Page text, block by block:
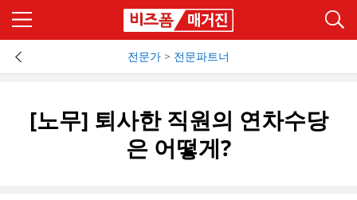
전문가 > 전문파트너
[노무] 퇴사한 직원의 연차수당
은 어떻게?